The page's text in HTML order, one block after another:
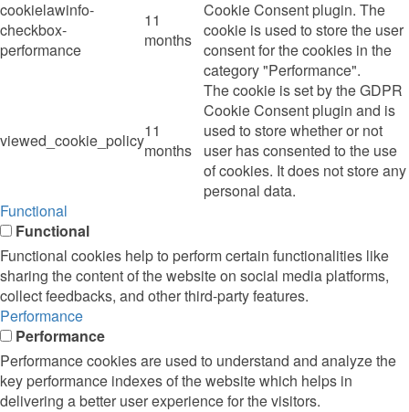
cookielawinfo-
checkbox-
performance
11
months
Cookie Consent plugin. The
cookie is used to store the user
consent for the cookies in the
category "Performance".
viewed_cookie_policy11
months
The cookie is set by the GDPR
Cookie Consent plugin and is
used to store whether or not
user has consented to the use
of cookies. It does not store any
personal data.
Functional
Functional
Functional cookies help to perform certain functionalities like
sharing the content of the website on social media platforms,
collect feedbacks, and other third-party features.
Performance
Performance
Performance cookies are used to understand and analyze the
key performance indexes of the website which helps in
delivering a better user experience for the visitors.